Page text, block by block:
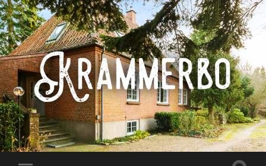
Krammerbo